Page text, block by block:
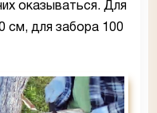
оказываться. Для
см, для забора 100